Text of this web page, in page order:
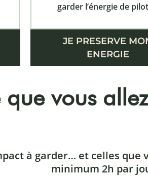
garder l’énergie de
JE PRESERVE
ENERGIE
que vous
à garder… et celles que
minimum 2h par